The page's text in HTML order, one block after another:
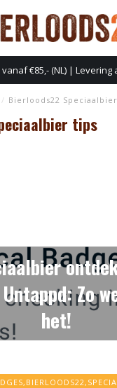
€85,- (NL) | Levering
/ Bierloods22
tips
Zo
het!
BIERLOODS22,